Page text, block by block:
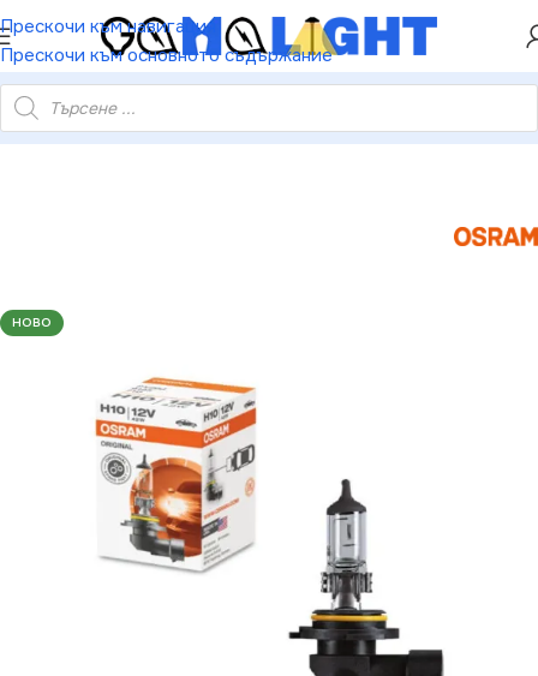
Прескочи към навигация
Прескочи към основното съдържание
НАМАЛЕНИЕ ОТ 5%
АВТОМОБИЛНА ЛАМПА 9145 H10 42W 12V PY20D BOX
НОВО